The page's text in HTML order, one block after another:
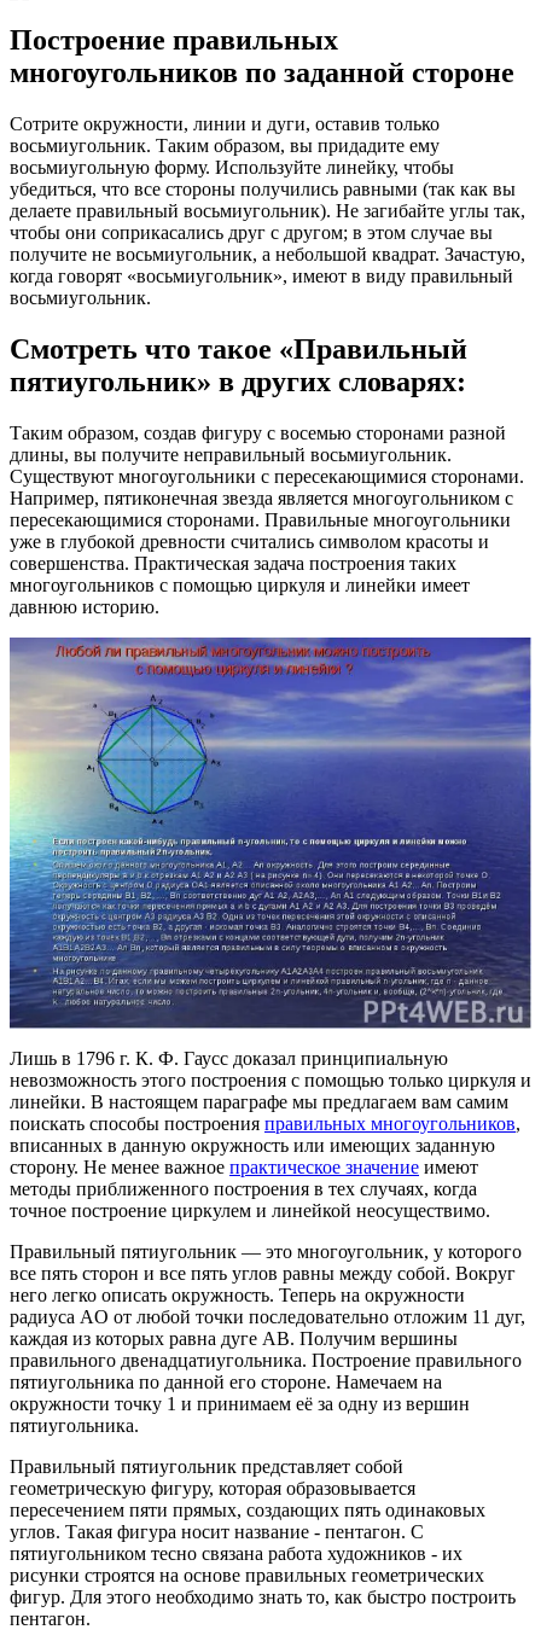
Построение правильных
многоугольников по заданной стороне
Сотрите окружности, линии и дуги, оставив только
восьмиугольник. Таким образом, вы придадите ему
восьмиугольную форму. Используйте линейку, чтобы
убедиться, что все стороны получились равными (так как вы
делаете правильный восьмиугольник). Не загибайте углы так,
чтобы они соприкасались друг с другом; в этом случае вы
получите не восьмиугольник, а небольшой квадрат. Зачастую,
когда говорят «восьмиугольник», имеют в виду правильный
восьмиугольник.
Смотреть что такое «Правильный
пятиугольник» в других словарях:
Таким образом, создав фигуру с восемью сторонами разной
длины, вы получите неправильный восьмиугольник.
Существуют многоугольники с пересекающимися сторонами.
Например, пятиконечная звезда является многоугольником с
пересекающимися сторонами. Правильные многоугольники
уже в глубокой древности считались символом красоты и
совершенства. Практическая задача построения таких
многоугольников с помощью циркуля и линейки имеет
давнюю историю.
Лишь в 1796 г. К. Ф. Гаусc доказал принципиальную
невозможность этого построения с помощью только циркуля и
линейки. В настоящем параграфе мы предлагаем вам самим
поискать способы построения правильных многоугольников,
вписанных в данную окружность или имеющих заданную
сторону. Не менее важное практическое значение имеют
методы приближенного построения в тех случаях, когда
точное построение циркулем и линейкой неосуществимо.
Правильный пятиугольник — это многоугольник, у которого
все пять сторон и все пять углов равны между собой. Вокруг
него легко описать окружность. Теперь на окружности
радиуса AО от любой точки последовательно отложим 11 дуг,
каждая из которых равна дуге АВ. Получим вершины
правильного двенадцатиугольника. Построение правильного
пятиугольника по данной его стороне. Намечаем на
окружности точку 1 и принимаем её за одну из вершин
пятиугольника.
Правильный пятиугольник представляет собой
геометрическую фигуру, которая образовывается
пересечением пяти прямых, создающих пять одинаковых
углов. Такая фигура носит название - пентагон. С
пятиугольником тесно связана работа художников - их
рисунки строятся на основе правильных геометрических
фигур. Для этого необходимо знать то, как быстро построить
пентагон.